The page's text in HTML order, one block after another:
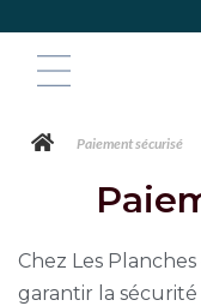
Paiement sécurisé
Chez Les
garantir la sécurité